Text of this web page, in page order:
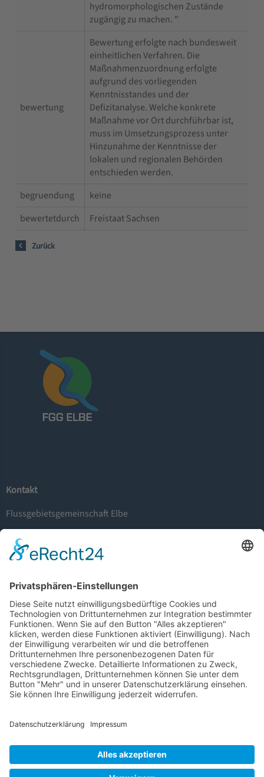
hydromorphologischen Zustände
zugängig zu machen. "
bewertung
Bewertung erfolgte nach bundesweit
einheitlichen Verfahren. Die
Maßnahmenzuordnung erfolgte
aufgrund des vorliegenden
Kenntnisstandes und der
Defizitanalyse. Welche konkrete
Maßnahme vor Ort durchführbar ist,
muss im Umsetzungsprozess unter
Hinzunahme der Kenntnisse der
lokalen und regionalen Behörden
entschieden werden.
begruendung
keine
bewertetdurch
Freistaat Sachsen
Zurück
Kontakt
Flussgebietsgemeinschaft Elbe
Otto-von-Guericke-Straße 5
39104 Magedeburg
info@fgg-elbe.de
Weitere Informationen
Barrierefreiheit
Glossar
Impressum